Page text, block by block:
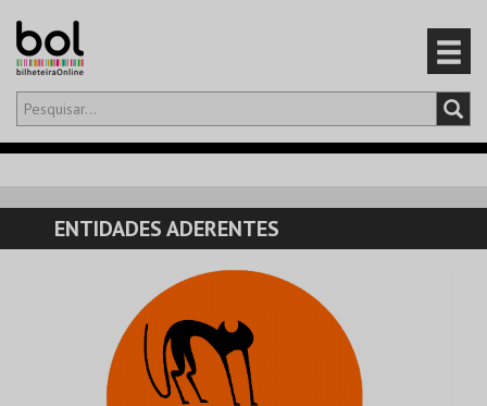
Olá,iniciar sessão
CARRINHO
EVENTOS
PRODUTOS
ENTIDADES ADERENTES